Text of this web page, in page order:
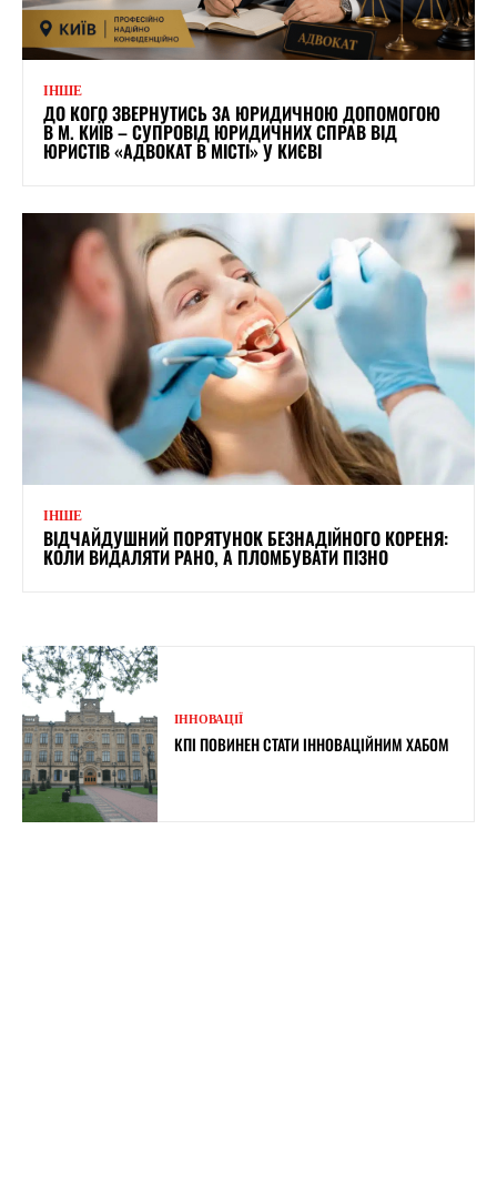
ІНШЕ
ДО КОГО ЗВЕРНУТИСЬ ЗА ЮРИДИЧНОЮ ДОПОМОГОЮ
В М. КИЇВ – СУПРОВІД ЮРИДИЧНИХ СПРАВ ВІД
ЮРИСТІВ «АДВОКАТ В МІСТІ» У КИЄВІ
ІНШЕ
ВІДЧАЙДУШНИЙ ПОРЯТУНОК БЕЗНАДІЙНОГО КОРЕНЯ:
КОЛИ ВИДАЛЯТИ РАНО, А ПЛОМБУВАТИ ПІЗНО
ІННОВАЦІЇ
КПІ ПОВИНЕН СТАТИ ІННОВАЦІЙНИМ ХАБОМ